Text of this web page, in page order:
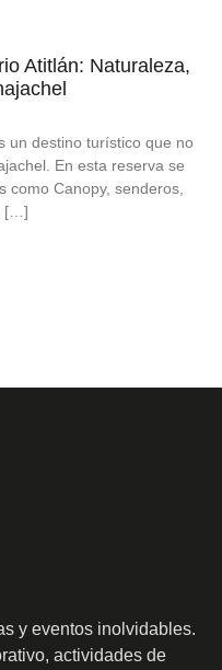
Atitlán: Naturaleza,
un destino turístico que no
En esta reserva se
como Canopy, senderos,
[…]
y eventos inolvidables.
actividades de